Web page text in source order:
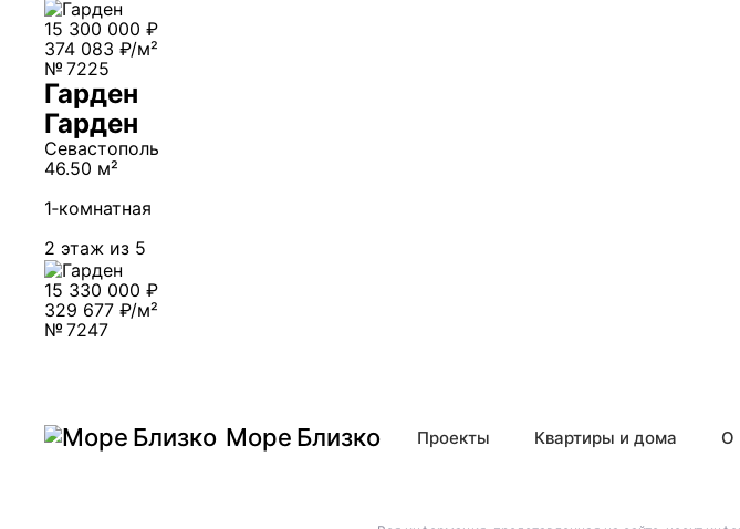
15 300 000 ₽
374 083 ₽/м²
№ 7225
Гарден
Гарден
Севастополь
46.50 м²
1‑комнатная
2 этаж из 5
15 330 000 ₽
329 677 ₽/м²
№ 7247
Море Близко Проекты Квартиры и дома О